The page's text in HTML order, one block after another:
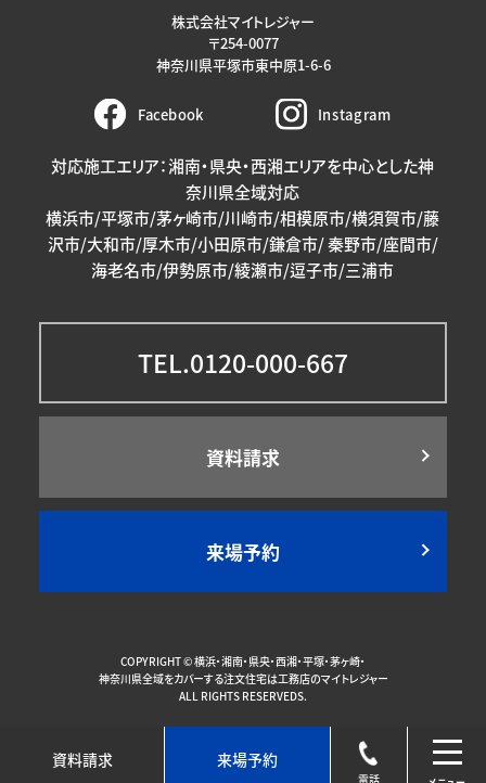
資料請求 来場予約
電話
株式会社マイトレジャー
〒254-0077
神奈川県平塚市東中原1-6-6
Facebook Instagram
対応施工エリア：湘南・県央・西湘エリアを中心とした神
奈川県全域対応
横浜市/平塚市/茅ヶ崎市/川崎市/相模原市/横須賀市/藤
沢市/大和市/厚木市/小田原市/鎌倉市/ 秦野市/座間市/
海老名市/伊勢原市/綾瀬市/逗子市/三浦市
TEL.0120-000-667
資料請求
来場予約
COPYRIGHT ©横浜・湘南・県央・西湘・平塚・茅ヶ崎・
神奈川県全域をカバーする注文住宅は工務店のマイトレジャー
ALL RIGHTS RESERVEDS.